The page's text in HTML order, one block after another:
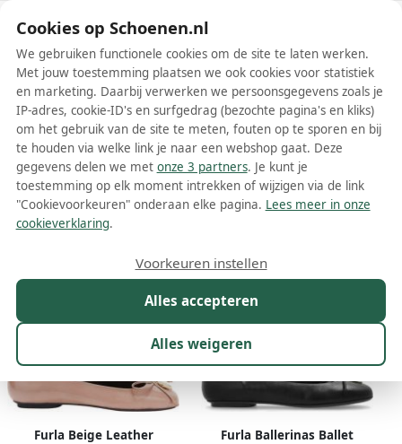
Schoenen.nl
Wis filters Alle filters
Furla dames ballerinas
Meer lezen
6%
Furla Beige Leather
Furla Ballerinas Ballet
Cookies op Schoenen.nl
We gebruiken functionele cookies om de site te laten werken.
Met jouw toestemming plaatsen we ook cookies voor statistiek
en marketing. Daarbij verwerken we persoonsgegevens zoals je
IP-adres, cookie-ID's en surfgedrag (bezochte pagina's en kliks)
om het gebruik van de site te meten, fouten op te sporen en bij
te houden via welke link je naar een webshop gaat. Deze
gegevens delen we met onze 3 partners. Je kunt je
toestemming op elk moment intrekken of wijzigen via de link
"Cookievoorkeuren" onderaan elke pagina. Lees meer in onze
cookieverklaring.
Alles accepteren
Alles weigeren
Voorkeuren instellen